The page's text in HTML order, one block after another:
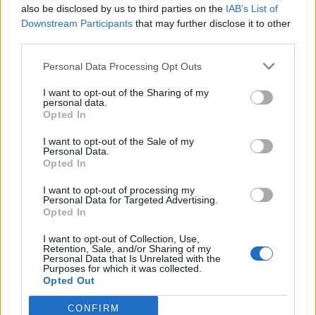
also be disclosed by us to third parties on the IAB’s List of
Downstream Participants that may further disclose it to other
Personal Data Processing Opt Outs
I want to opt-out of the Sharing of my
personal data.
Opted In
I want to opt-out of the Sale of my
Personal Data.
Opted In
I want to opt-out of processing my
Personal Data for Targeted Advertising.
Opted In
I want to opt-out of Collection, Use,
Retention, Sale, and/or Sharing of my
Personal Data that Is Unrelated with the
Purposes for which it was collected.
Opted Out
CONFIRM
LINKÖPING 2026-8-4 KL. 17:27
Vågar du testa glass
som smakar mesost
eller whiskey?